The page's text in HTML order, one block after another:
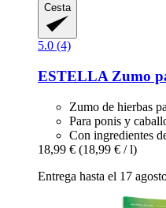
Cesta
5.0 (4)
ESTELLA Zumo
Zumo de hierbas
Para ponis y
Con ingredientes
18,99 € (18,99 € / l)
Entrega hasta el 17